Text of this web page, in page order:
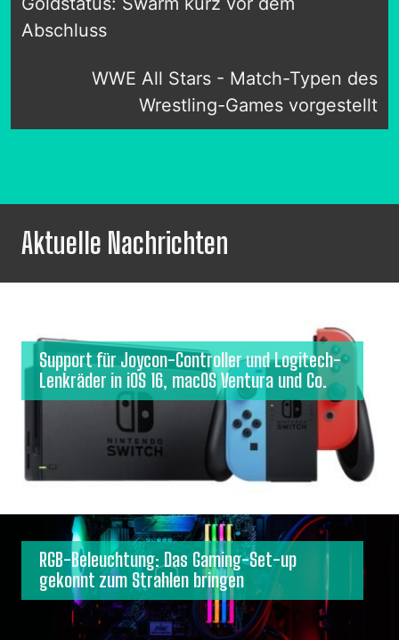
Abschluss
WWE All Stars - Match-Typen des
Wrestling-Games vorgestellt
Aktuelle Nachrichten
Support für Joycon-Controller und Logitech-
Lenkräder in iOS 16, macOS Ventura und Co.
RGB-Beleuchtung: Das Gaming-Set-up
gekonnt zum Strahlen bringen